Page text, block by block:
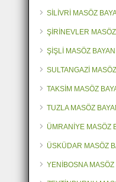
SİLİVRİ MASÖZ
ŞİRİNEVLER
ŞİŞLİ MASÖZ BAYAN
SULTANGAZİ
TAKSİM MASÖZ
TUZLA MASÖZ
ÜMRANİYE MASÖZ
ÜSKÜDAR MASÖZ
YENİBOSNA MASÖZ